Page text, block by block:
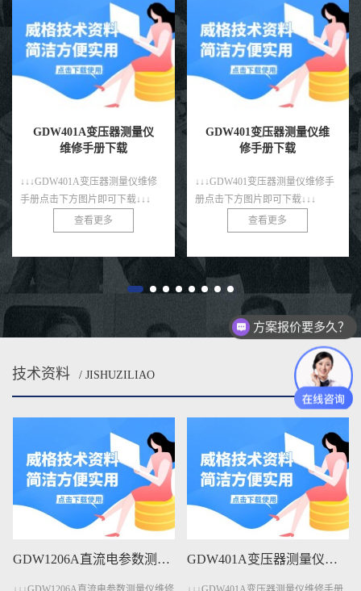
GDW401A变压器测量仪
维修手册下载
↓↓↓GDW401A变压器测量仪维修
手册点击下方图片即可下载↓↓↓
查看更多
GDW401变压器测量仪维
修手册下载
↓↓↓GDW401变压器测量仪维修手
册点击下方图片即可下载↓↓↓
查看更多
技术资料 / JISHUZILIAO MORE
GDW1206A直流电参数测量仪维修手册下载 GDW401A变压器测量仪维修手册下载
方案报价要多久？